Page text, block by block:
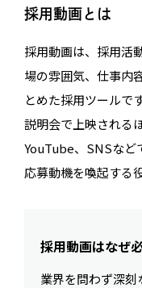
採用動画とは
採用動画は、採用活
場の雰囲気、仕事内
とめた採用ツールで
説明会で上映される
YouTube、SNSなど
応募動機を喚起する
採用動画はなぜ
業界を問わず深